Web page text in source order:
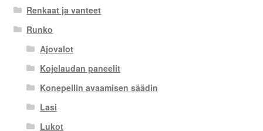
Renkaat ja vanteet
Runko
Ajovalot
Kojelaudan paneelit
Konepellin avaamisen säädin
Lasi
Lukot